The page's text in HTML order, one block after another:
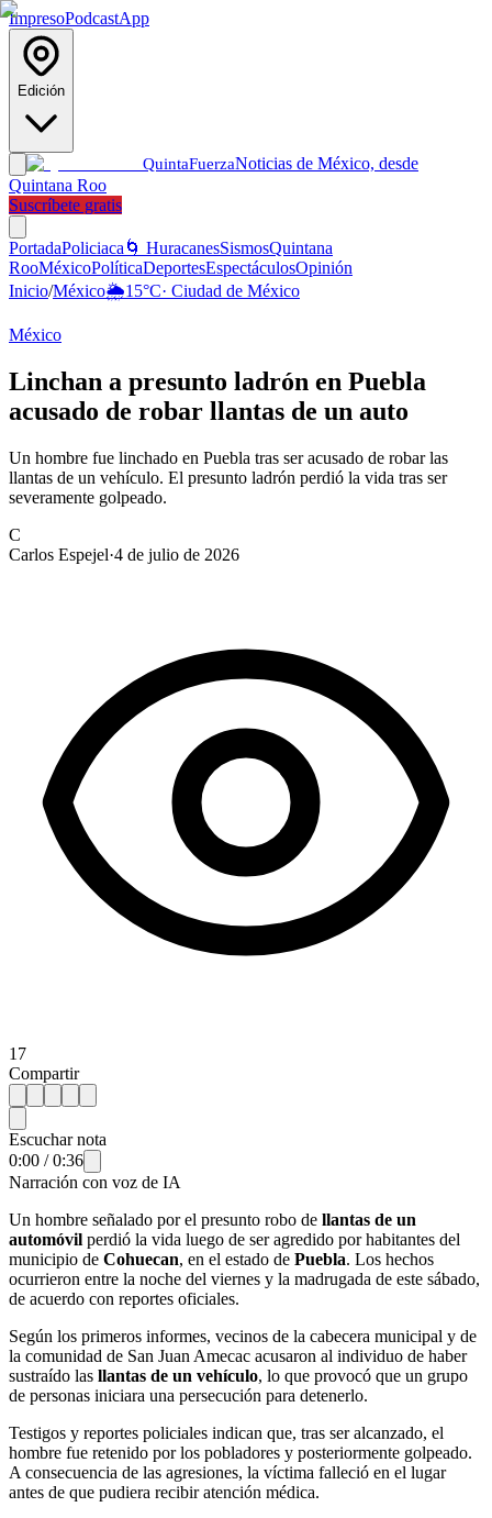
ImpresoPodcastApp
Edición
QuintaFuerzaNoticias de México, desde
Quintana Roo
Suscríbete gratis
PortadaPoliciaca 🌀 HuracanesSismosQuintana
RooMéxicoPolíticaDeportesEspectáculosOpinión
Inicio/México🌦️15°C· Ciudad de México
México
Linchan a presunto ladrón en Puebla
acusado de robar llantas de un auto
Un hombre fue linchado en Puebla tras ser acusado de robar las
llantas de un vehículo. El presunto ladrón perdió la vida tras ser
severamente golpeado.
C
Carlos Espejel·4 de julio de 2026
17
Compartir
Escuchar nota
0:00 /0:36
Narración con voz de IA
Un hombre señalado por el presunto robo de llantas de un
automóvil perdió la vida luego de ser agredido por habitantes del
municipio de Cohuecan, en el estado de Puebla. Los hechos
ocurrieron entre la noche del viernes y la madrugada de este sábado,
de acuerdo con reportes oficiales.
Según los primeros informes, vecinos de la cabecera municipal y de
la comunidad de San Juan Amecac acusaron al individuo de haber
sustraído las llantas de un vehículo, lo que provocó que un grupo
de personas iniciara una persecución para detenerlo.
Testigos y reportes policiales indican que, tras ser alcanzado, el
hombre fue retenido por los pobladores y posteriormente golpeado.
A consecuencia de las agresiones, la víctima falleció en el lugar
antes de que pudiera recibir atención médica.